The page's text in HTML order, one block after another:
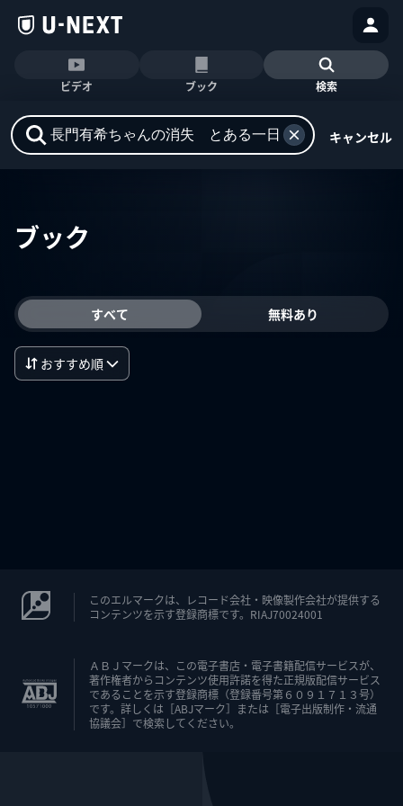
ビデオ ブック 検索
キャンセル
ブック
すべて 無料あり
おすすめ順
このエルマークは、レコード会社・映像製作会社が提供する
コンテンツを示す登録商標です。RIAJ70024001
ＡＢＪマークは、この電子書店・電子書籍配信サービスが、
著作権者からコンテンツ使用許諾を得た正規版配信サービス
であることを示す登録商標（登録番号第６０９１７１３号）
です。詳しくは［ABJマーク］または［電子出版制作・流通
協議会］で検索してください。